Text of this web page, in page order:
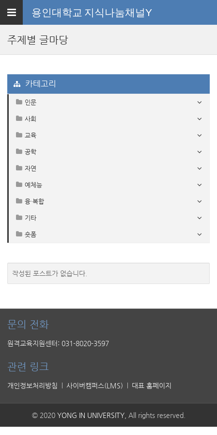
Toggle
용인대학교 지식나눔채널Y
주제별 글마당
카테고리
인문
사회
교육
공학
자연
예체능
융·복합
기타
숏폼
작성된 포스트가 없습니다.
문의 전화
원격교육지원센터: 031-8020-3597
관련 링크
개인정보처리방침 사이버캠퍼스(LMS) 대표 홈페이지
© 2020 YONG IN UNIVERSITY, All rights reserved.